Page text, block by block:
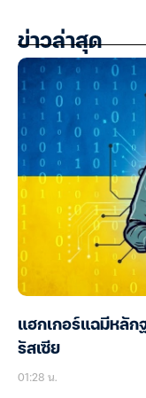
ข่าวล่าสุด
แฮกเกอร์แฉมีหลัก
รัสเซีย
01:28 น.